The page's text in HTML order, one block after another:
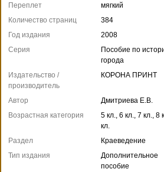
Переплет
мягкий
Количество страниц
384
Год издания
2008
Серия
Пособие по
города
Издательство /
производитель
КОРОНА ПРИНТ
Автор
Дмитриева Е.В.
Возрастная категория
5 кл., 6 кл., 7 кл., 8
кл.
Раздел
Краеведение
Тип издания
Дополнительное
пособие